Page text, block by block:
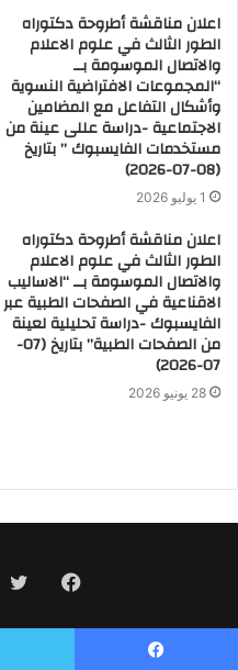
اعلان مناقشة أطروحة دكتوراه
الطور الثالث في علوم الاعلام
والاتصال الموسومة بــ
“المجموعات الافتراضية النسوية
وأشكال التفاعل مع المضامين
الاجتماعية -دراسة عللى عينة من
مستخدمات الفايسبوك ” بتاريخ
(08-07-2026)
1 يوليو 2026
اعلان مناقشة أطروحة دكتوراه
الطور الثالث في علوم الاعلام
والاتصال الموسومة بــ “الاساليب
الاقناعية في الصفحات الطبية عبر
الفايسبوك -دراسة تحليلية لعينة
من الصفحات الطبية” بتاريخ (07-
07-2026)
28 يونيو 2026
فيسبوك